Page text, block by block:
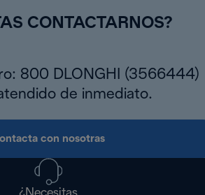
CONTACTARNOS?
800 DLONGHI (3566444)
de inmediato.
con nosotras